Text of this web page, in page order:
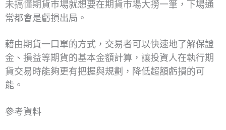
未搞懂期貨市場就想要在期貨市場大撈一筆，下場通
常都會是虧損出局。
藉由期貨一口單的方式，交易者可以快速地了解保證
金、損益等期貨的基本金額計算，讓投資人在執行期
貨交易時能夠更有把握與規劃，降低超額虧損的可
能。
參考資料